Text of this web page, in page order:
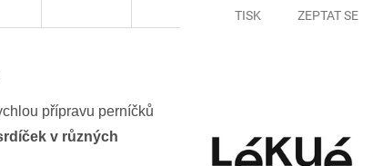
TISK ZEPTAT SE
přípravu perníčků
v různých